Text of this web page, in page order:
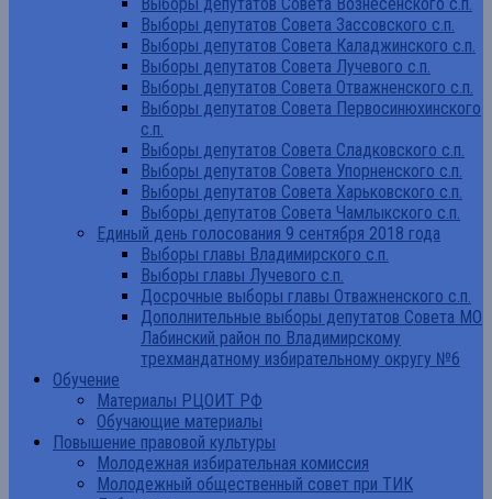
Выборы депутатов Совета Зассовского с.п.
Выборы депутатов Совета Каладжинского с.п.
Выборы депутатов Совета Лучевого с.п.
Выборы депутатов Совета Отважненского с.п.
Выборы депутатов Совета Первосинюхинского
с.п.
Выборы депутатов Совета Сладковского с.п.
Выборы депутатов Совета Упорненского с.п.
Выборы депутатов Совета Харьковского с.п.
Выборы депутатов Совета Чамлыкского с.п.
Единый день голосования 9 сентября 2018 года
Выборы главы Владимирского с.п.
Выборы главы Лучевого с.п.
Досрочные выборы главы Отважненского с.п.
Дополнительные выборы депутатов Совета МО
Лабинский район по Владимирскому
трехмандатному избирательному округу №6
Обучение
Материалы РЦОИТ РФ
Обучающие материалы
Повышение правовой культуры
Молодежная избирательная комиссия
Молодежный общественный совет при ТИК